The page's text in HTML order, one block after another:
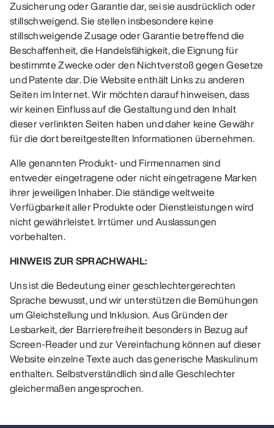
Zusicherung oder Garantie dar, sei sie ausdrücklich oder
stillschweigend. Sie stellen insbesondere keine
stillschweigende Zusage oder Garantie betreffend die
Beschaffenheit, die Handelsfähigkeit, die Eignung für
bestimmte Zwecke oder den Nichtverstoß gegen Gesetze
und Patente dar. Die Website enthält Links zu anderen
Seiten im Internet. Wir möchten darauf hinweisen, dass
wir keinen Einfluss auf die Gestaltung und den Inhalt
dieser verlinkten Seiten haben und daher keine Gewähr
für die dort bereitgestellten Informationen übernehmen.
Alle genannten Produkt- und Firmennamen sind
entweder eingetragene oder nicht eingetragene Marken
ihrer jeweiligen Inhaber. Die ständige weltweite
Verfügbarkeit aller Produkte oder Dienstleistungen wird
nicht gewährleistet. Irrtümer und Auslassungen
vorbehalten.
HINWEIS ZUR SPRACHWAHL:
Uns ist die Bedeutung einer geschlechtergerechten
Sprache bewusst, und wir unterstützen die Bemühungen
um Gleichstellung und Inklusion. Aus Gründen der
Lesbarkeit, der Barrierefreiheit besonders in Bezug auf
Screen-Reader und zur Vereinfachung können auf dieser
Website einzelne Texte auch das generische Maskulinum
enthalten. Selbstverständlich sind alle Geschlechter
gleichermaßen angesprochen.